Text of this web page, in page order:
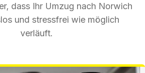
dass Ihr Umzug nach Norwich
und stressfrei wie möglich
verläuft.